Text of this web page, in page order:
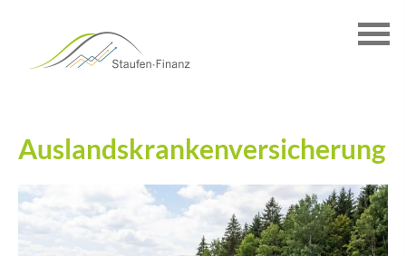
Auslandskrankenversicherung